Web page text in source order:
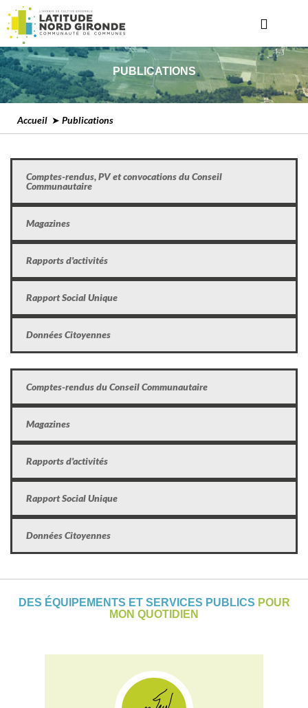
PUBLICATIONS
Accueil ➤ Publications
Comptes-rendus, PV et convocations du Conseil
Communautaire
Magazines
Rapports d'activités
Rapport Social Unique
Données Citoyennes
Comptes-rendus du Conseil Communautaire
Magazines
Rapports d'activités
Rapport Social Unique
Données Citoyennes
DES ÉQUIPEMENTS ET SERVICES PUBLICS POUR
MON QUOTIDIEN